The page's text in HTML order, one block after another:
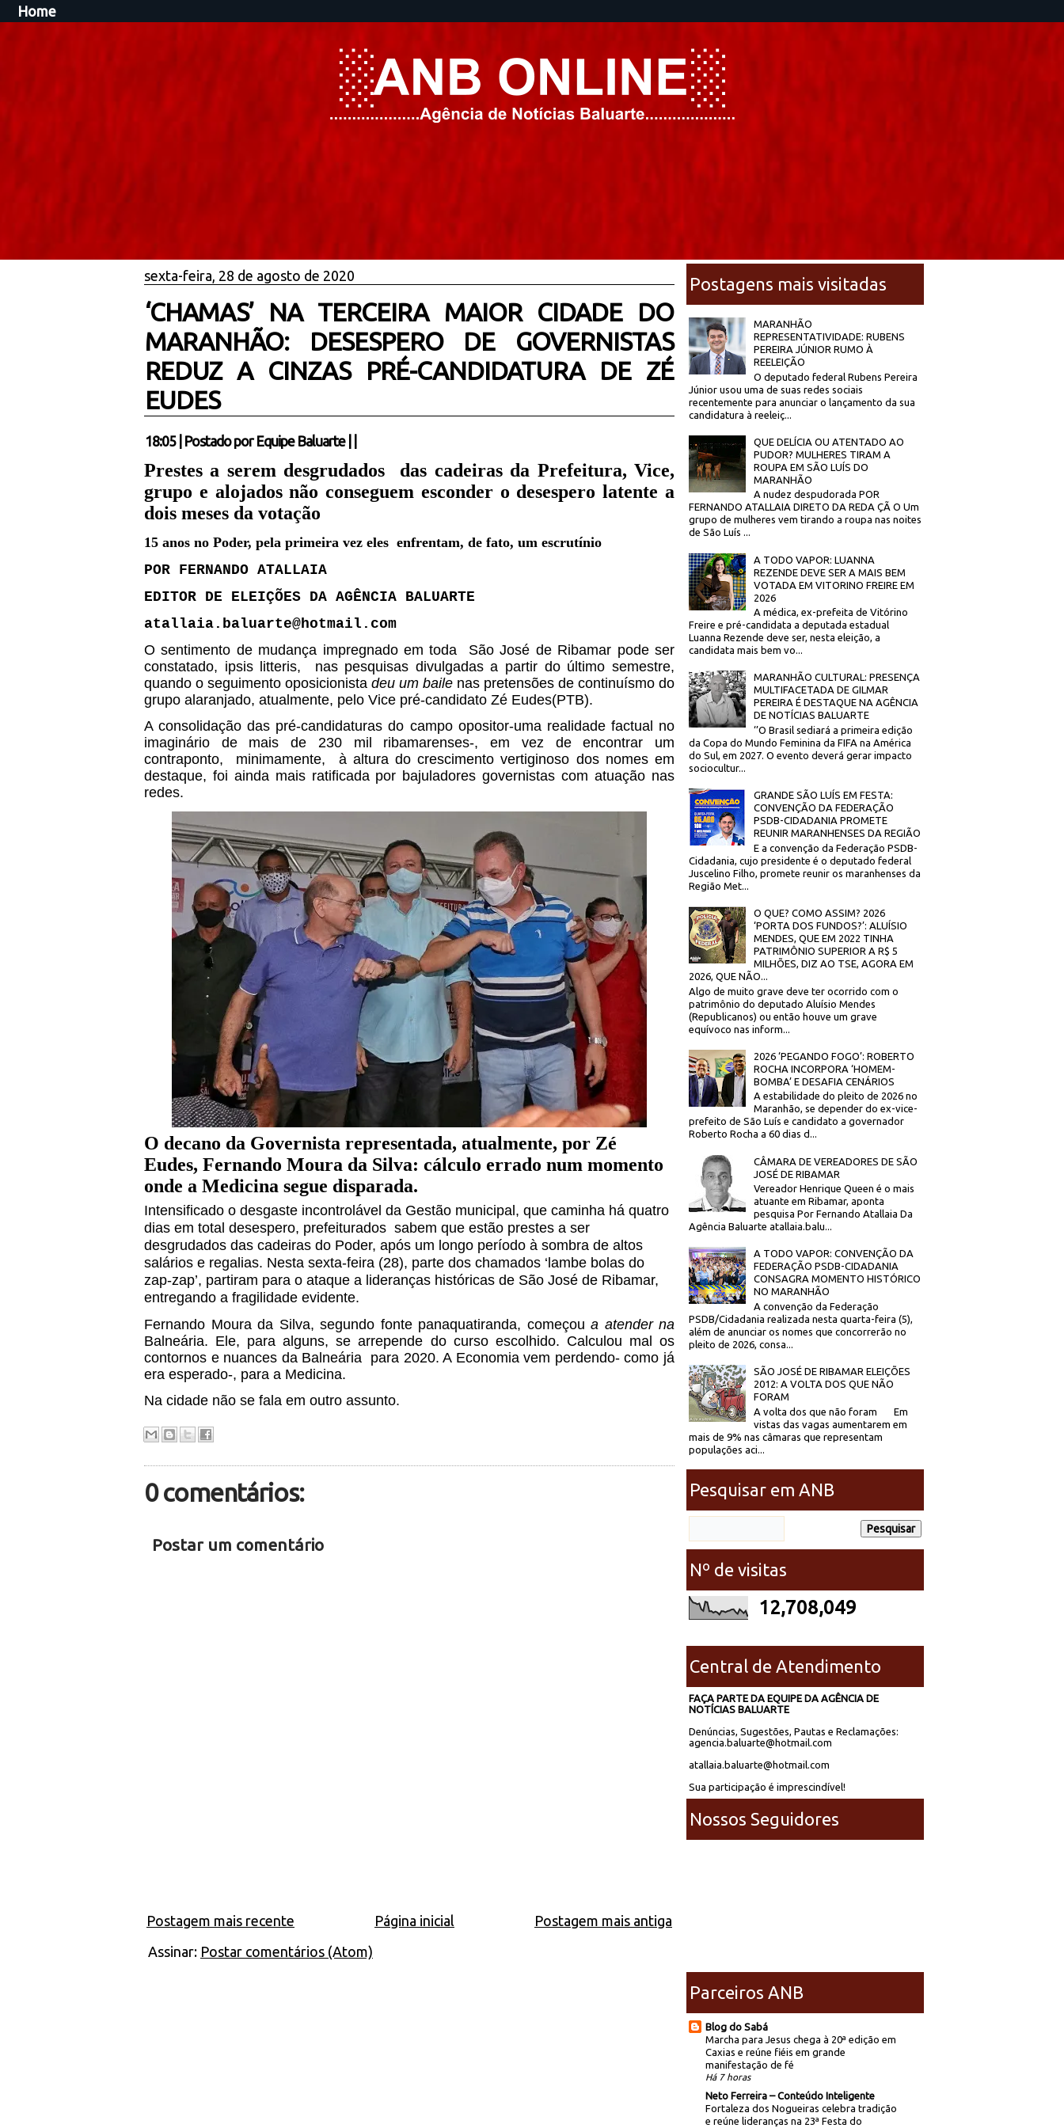
Home
sexta-feira, 28 de agosto de 2020
‘CHAMAS’ NA TERCEIRA MAIOR CIDADE DO
MARANHÃO: DESESPERO DE GOVERNISTAS
REDUZ A CINZAS PRÉ-CANDIDATURA DE ZÉ
EUDES
18:05| Postado por Equipe Baluarte
Prestes a serem desgrudados das cadeiras da Prefeitura, Vice,
grupo e alojados não conseguem esconder o desespero latente a
dois meses da votação
15 anos no Poder, pela primeira vez eles enfrentam, de fato, um escrutínio
POR FERNANDO ATALLAIA
EDITOR DE ELEIÇÕES DA AGÊNCIA BALUARTE
atallaia.baluarte@hotmail.com
O sentimento de mudança impregnado em toda
São José de Ribamar pode ser
constatado, ipsis litteris,
nas pesquisas divulgadas a partir do último semestre,
quando o seguimento oposicionista deu um baile nas pretensões de continuísmo do
grupo alaranjado, atualmente, pelo Vice pré-candidato Zé Eudes(PTB).
A consolidação das pré-candidaturas do campo opositor-uma realidade factual no
imaginário de mais de 230 mil ribamarenses-, em vez de encontrar um
contraponto,
minimamente,
à altura do crescimento vertiginoso dos nomes em
destaque, foi ainda mais ratificada por bajuladores governistas com atuação nas
redes.
O decano da Governista representada, atualmente, por Zé
Eudes, Fernando Moura da Silva: cálculo errado num momento
onde a Medicina segue disparada.
Intensificado o desgaste incontrolável da Gestão municipal, que caminha há quatro
dias em total desespero, prefeiturados sabem que estão prestes a ser
desgrudados das cadeiras do Poder, após um longo período à sombra de altos
salários e regalias. Nesta sexta-feira (28), parte dos chamados ‘lambe bolas do
zap-zap’, partiram para o ataque a lideranças históricas de São José de Ribamar,
entregando a fragilidade evidente.
Fernando Moura da Silva, segundo fonte panaquatiranda, começou a atender na
Balneária. Ele, para alguns, se arrepende do curso escolhido. Calculou mal os
contornos e nuances da Balneária para 2020. A Economia vem perdendo- como já
era esperado-, para a Medicina.
Na cidade não se fala em outro assunto.
0 comentários:
Postar um comentário
Postagem mais recente Postagem mais antiga
Página inicial
Assinar: Postar comentários (Atom)
Postagens mais visitadas
MARANHÃO
REPRESENTATIVIDADE: RUBENS
PEREIRA JÚNIOR RUMO À
REELEIÇÃO
O deputado federal Rubens Pereira
Júnior usou uma de suas redes sociais
recentemente para anunciar o lançamento da sua
candidatura à reeleiç...
QUE DELÍCIA OU ATENTADO AO
PUDOR? MULHERES TIRAM A
ROUPA EM SÃO LUÍS DO
MARANHÃO
A nudez despudorada POR
FERNANDO ATALLAIA DIRETO DA REDA ÇÃ O Um
grupo de mulheres vem tirando a roupa nas noites
de São Luís ...
A TODO VAPOR: LUANNA
REZENDE DEVE SER A MAIS BEM
VOTADA EM VITORINO FREIRE EM
2026
A médica, ex-prefeita de Vitórino
Freire e pré-candidata a deputada estadual
Luanna Rezende deve ser, nesta eleição, a
candidata mais bem vo...
MARANHÃO CULTURAL: PRESENÇA
MULTIFACETADA DE GILMAR
PEREIRA É DESTAQUE NA AGÊNCIA
DE NOTÍCIAS BALUARTE
‘’O Brasil sediará a primeira edição
da Copa do Mundo Feminina da FIFA na América
do Sul, em 2027. O evento deverá gerar impacto
sociocultur...
GRANDE SÃO LUÍS EM FESTA:
CONVENÇÃO DA FEDERAÇÃO
PSDB-CIDADANIA PROMETE
REUNIR MARANHENSES DA REGIÃO
E a convenção da Federação PSDB-
Cidadania, cujo presidente é o deputado federal
Juscelino Filho, promete reunir os maranhenses da
Região Met...
O QUE? COMO ASSIM? 2026
‘PORTA DOS FUNDOS?’: ALUÍSIO
MENDES, QUE EM 2022 TINHA
PATRIMÔNIO SUPERIOR A R$ 5
MILHÕES, DIZ AO TSE, AGORA EM
2026, QUE NÃO...
Algo de muito grave deve ter ocorrido com o
patrimônio do deputado Aluísio Mendes
(Republicanos) ou então houve um grave
equívoco nas inform...
2026 ‘PEGANDO FOGO’: ROBERTO
ROCHA INCORPORA ‘HOMEM-
BOMBA’ E DESAFIA CENÁRIOS
A estabilidade do pleito de 2026 no
Maranhão, se depender do ex-vice-
prefeito de São Luís e candidato a governador
Roberto Rocha a 60 dias d...
CÂMARA DE VEREADORES DE SÃO
JOSÉ DE RIBAMAR
Vereador Henrique Queen é o mais
atuante em Ribamar, aponta
pesquisa Por Fernando Atallaia Da
Agência Baluarte atallaia.balu...
A TODO VAPOR: CONVENÇÃO DA
FEDERAÇÃO PSDB-CIDADANIA
CONSAGRA MOMENTO HISTÓRICO
NO MARANHÃO
A convenção da Federação
PSDB/Cidadania realizada nesta quarta-feira (5),
além de anunciar os nomes que concorrerão no
pleito de 2026, consa...
SÃO JOSÉ DE RIBAMAR ELEIÇÕES
2012: A VOLTA DOS QUE NÃO
FORAM
A volta dos que não foram Em
vistas das vagas aumentarem em
mais de 9% nas câmaras que representam
populações aci...
Pesquisar em ANB
Nº de visitas
12,708,049
Central de Atendimento
FAÇA PARTE DA EQUIPE DA AGÊNCIA DE
NOTÍCIAS BALUARTE
Denúncias, Sugestões, Pautas e Reclamações:
agencia.baluarte@hotmail.com
atallaia.baluarte@hotmail.com
Sua participação é imprescindível!
Nossos Seguidores
Parceiros ANB
Blog do Sabá
Marcha para Jesus chega à 20ª edição em
Caxias e reúne fiéis em grande
manifestação de fé
Há 7 horas
Neto Ferreira – Conteúdo Inteligente
Fortaleza dos Nogueiras celebra tradição
e reúne lideranças na 23ª Festa do